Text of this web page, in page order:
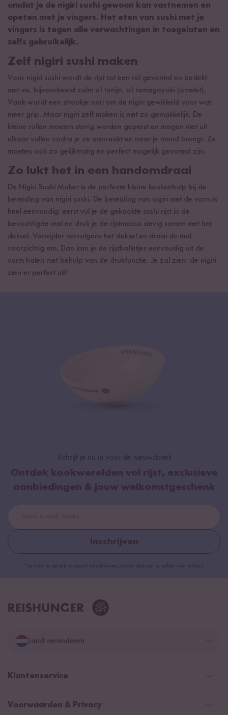
omdat je de nigiri sushi gewoon kan vastnemen en
opeten met je vingers. Het eten van sushi met je
vingers is tegen alle verwachtingen in toegelaten en
zelfs gebruikelijk.
Zelf nigiri sushi maken
Voor nigiri sushi wordt de rijst tot een rol gevormd en bedekt
met vis, bijvoorbeeld zalm of tonijn, of tamagoyaki (omelet).
Vaak wordt een strookje nori om de nigiri gewikkeld voor wat
meer grip. Maar nigiri zelf maken is niet zo gemakkelijk. De
kleine rollen moeten stevig worden geperst en mogen niet uit
elkaar vallen zodra je ze aanraakt en naar je mond brengt. Ze
moeten ook zo gelijkmatig en perfect mogelijk gevormd zijn.
Zo lukt het in een handomdraai
De Nigiri Sushi Maker is de perfecte kleine keukenhulp bij de
bereiding van nigiri sushi. De bereiding van nigiri met de vorm is
heel eenvoudig: eerst vul je de gekookte sushi rijst in de
bevochtigde mal en druk je de rijstmassa stevig samen met het
deksel. Verwijder vervolgens het deksel en draai de mal
voorzichtig om. Dan kan je de rijstballetjes eenvoudig uit de
vorm halen met behulp van de drukfunctie. Je zal zien: de nigiri
zien er perfect uit!
Schrijf je nu in voor de nieuwsbrief
Ontdek kookwerelden vol rijst, exclusieve
aanbiedingen & jouw welkomstgeschenk
Inschrijven
*Je kan je op elk moment uitschrijven, maar dat zal je zeker niet willen!
Land veranderen
Duitsland
Klantenservice
Help Center (FAQ)
Voorwaarden & Privacy